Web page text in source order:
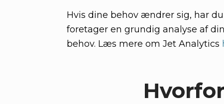
Hvis dine behov ændrer sig, har
foretager en grundig analyse af
behov. Læs mere om Jet Analytics